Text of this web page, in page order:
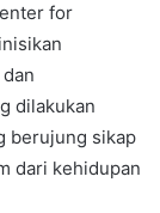
for
dilakukan
berujung sikap
dari kehidupan